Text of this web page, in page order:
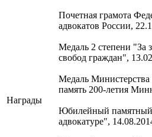
Награды
Почетная грамота
адвокатов России,
Медаль 2 степени "За
свобод граждан",
Медаль
память 200-летия
Юбилейный памятный
адвокатуре",